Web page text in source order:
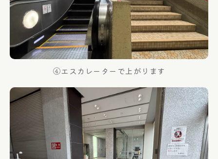
④エスカレーターで上がります